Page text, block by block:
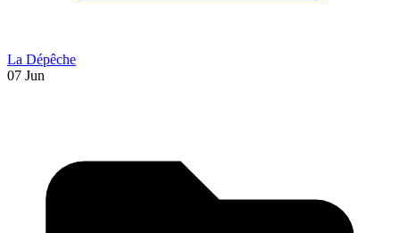
La Dépêche
07 Jun